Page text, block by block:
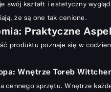
swój kształt i estetyczny
że są one tak cenione.
Praktyczne
produktu poznaje się w
Wnętrze Toreb
cennego sprzętu. Wnętrze